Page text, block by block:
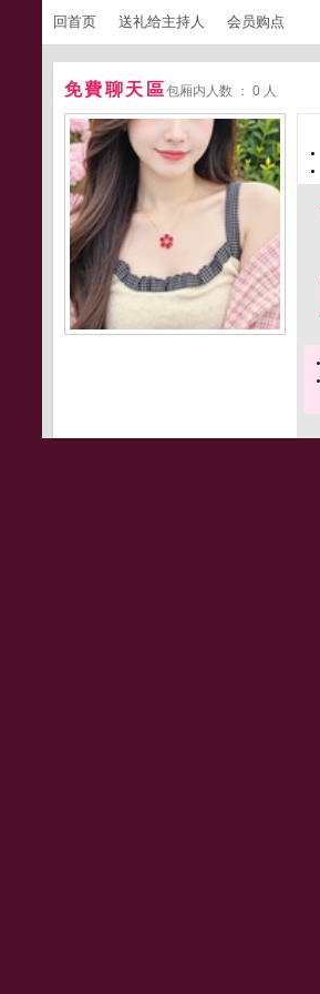
回首页 送礼给主持人 会员购点
免費聊天區包厢内人数 ： 0 人